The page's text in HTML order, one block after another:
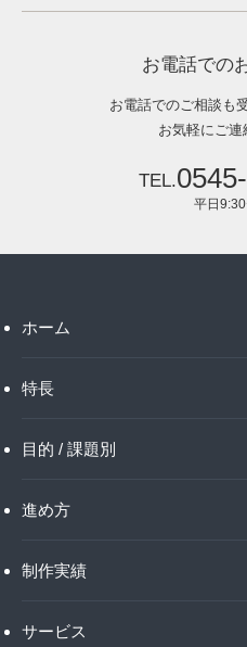
お電話での
お電話でのご相談も
お気軽にご連
平日
ホーム
特長
目的 / 課題別
進め方
制作実績
サービス